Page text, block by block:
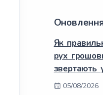
Як
рух
звертають
05/08/2026